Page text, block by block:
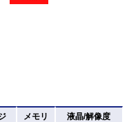
メモリ 液晶/解像度